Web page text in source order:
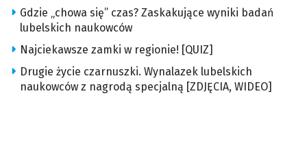
Gdzie „chowa się” czas? Zaskakujące wyniki badań
lubelskich naukowców
Najciekawsze zamki w regionie! [QUIZ]
Drugie życie czarnuszki. Wynalazek lubelskich
naukowców z nagrodą specjalną [ZDJĘCIA, WIDEO]